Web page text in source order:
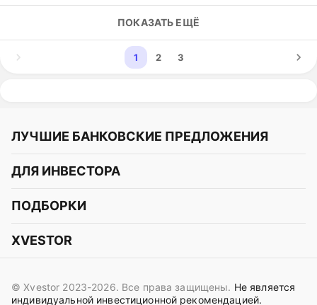
ПОКАЗАТЬ ЕЩЁ
1 2 3
ЛУЧШИЕ БАНКОВСКИЕ ПРЕДЛОЖЕНИЯ
Альфа-Банк
СБЕР
Газпромбанк
OZON Банк
ДЛЯ ИНВЕСТОРА
Курс акций
Курс облигаций
Прогнозы на криптовалюты
ПОДБОРКИ
Подборки акций
Подборки облигаций
XVESTOR
Вконтакте
© Xvestor 2023-2026. Все права защищены. Не является
индивидуальной инвестиционной рекомендацией.